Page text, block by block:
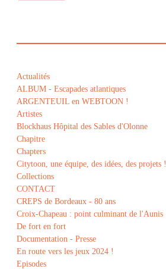
Actualités
ALBUM - Escapades atlantiques
ARGENTEUIL en WEBTOON !
Artistes
Blockhaus Hôpital des Sables d'Olonne
Chapitre
Chapters
Citytoon, une équipe, des idées, des projets !
Collections
CONTACT
CREPS de Bordeaux - 80 ans
Croix-Chapeau : point culminant de l'Aunis
De fort en fort
Documentation - Presse
En route vers les jeux 2024 !
Episodes